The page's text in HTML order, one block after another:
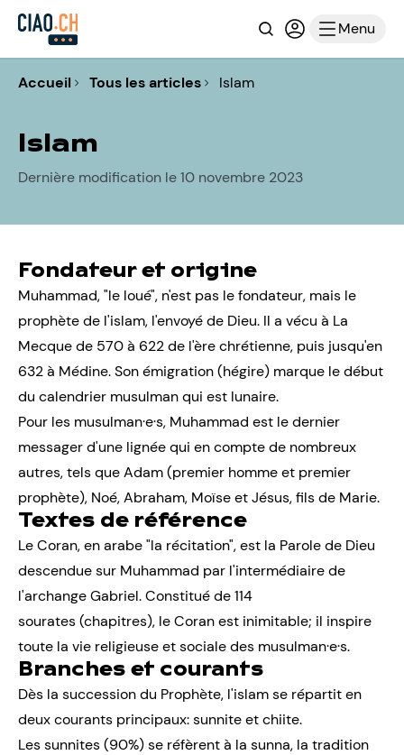
RechercheConnexion
Menu
Accueil Tous les articles Islam
Islam
Dernière modification le 10 novembre 2023
Fondateur et origine
Muhammad, "le loué", n'est pas le fondateur, mais le
prophète de l'islam, l'envoyé de Dieu. Il a vécu à La
Mecque de 570 à 622 de l'ère chrétienne, puis jusqu'en
632 à Médine. Son émigration (hégire) marque le début
du calendrier musulman qui est lunaire.
Pour les musulman·e·s, Muhammad est le dernier
messager d'une lignée qui en compte de nombreux
autres, tels que Adam (premier homme et premier
prophète), Noé, Abraham, Moïse et Jésus, fils de Marie.
Textes de référence
Le Coran, en arabe "la récitation", est la Parole de Dieu
descendue sur Muhammad par l'intermédiaire de
l'archange Gabriel. Constitué de 114
sourates (chapitres), le Coran est inimitable; il inspire
toute la vie religieuse et sociale des musulman·e·s.
Branches et courants
Dès la succession du Prophète, l'islam se répartit en
deux courants principaux: sunnite et chiite.
Les sunnites (90%) se réfèrent à la sunna, la tradition